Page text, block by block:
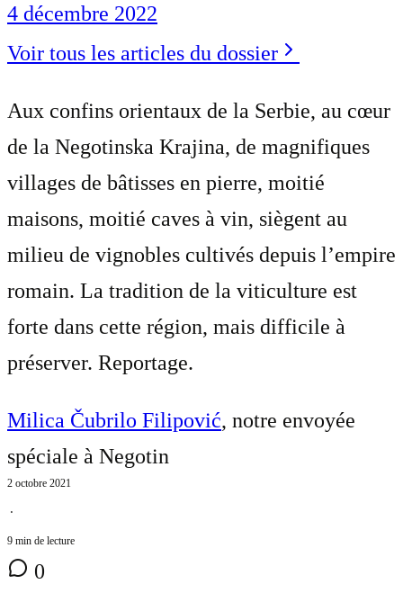
4 décembre 2022
Voir tous les articles du dossier
Aux confins orientaux de la Serbie, au cœur
de la Negotinska Krajina, de magnifiques
villages de bâtisses en pierre, moitié
maisons, moitié caves à vin, siègent au
milieu de vignobles cultivés depuis l’empire
romain. La tradition de la viticulture est
forte dans cette région, mais difficile à
préserver. Reportage.
Milica Čubrilo Filipović, notre envoyée
spéciale à Negotin
2 octobre 2021
⋅
9 min de lecture
0